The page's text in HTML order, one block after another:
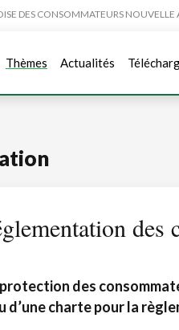
DES CONSOMMATEURS NOUVELLE
Thèmes Actualités
des
des
d’une charte pour la